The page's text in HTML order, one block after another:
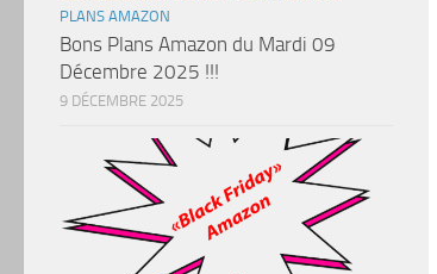
PLANS AMAZON
Bons Plans Amazon du Mardi 09
Décembre 2025 !!!
9 DÉCEMBRE 2025